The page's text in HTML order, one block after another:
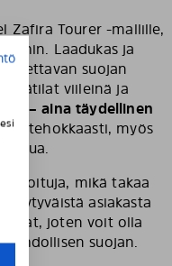
Zafira Tourer -mallille,
Laadukas ja
suojan
sisätilat viileinä ja
– aina täydellinen
tehokkaasti, myös
mikä takaa
asiakasta
joten voit olla
suojan.